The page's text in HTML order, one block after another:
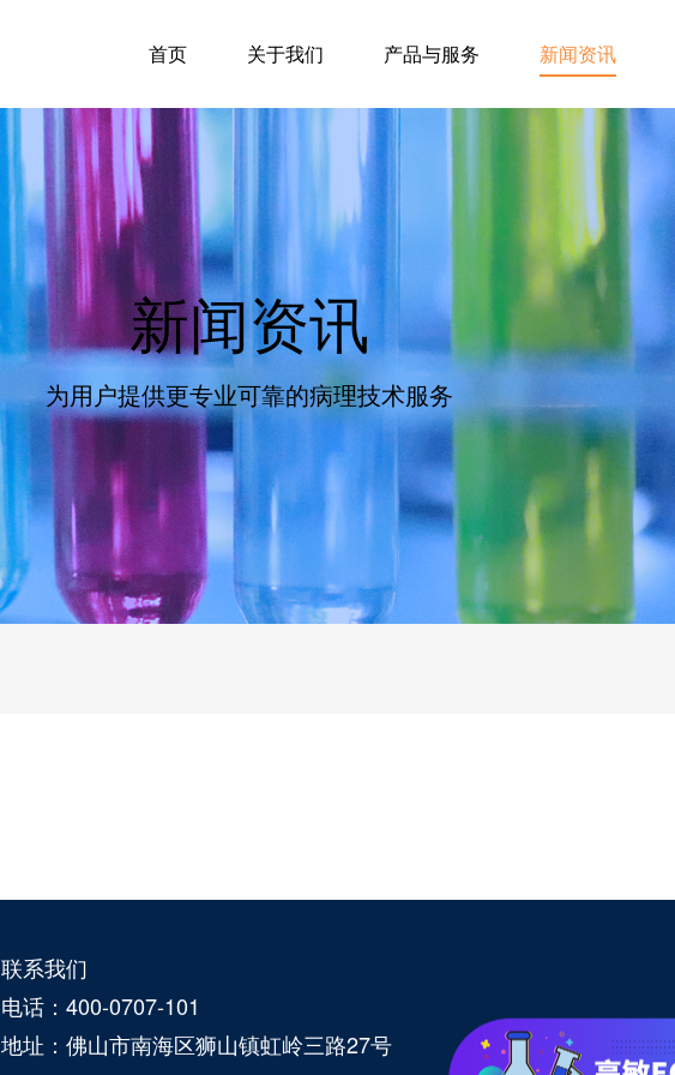
首页 关于我们 产品与服务 新闻资讯
新闻资讯
为用户提供更专业可靠的病理技术服务
联系我们
电话：400-0707-101
地址：佛山市南海区狮山镇虹岭三路27号